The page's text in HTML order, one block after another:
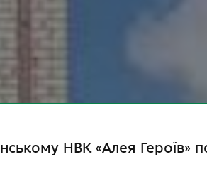
НВК «Алея Героїв»